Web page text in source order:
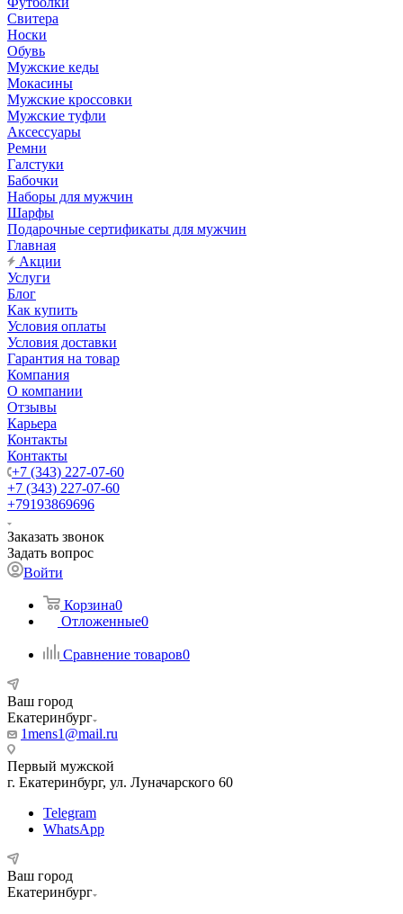
Свитера
Носки
Обувь
Мужские кеды
Мокасины
Мужские кроссовки
Мужские туфли
Аксессуары
Ремни
Галстуки
Бабочки
Наборы для мужчин
Шарфы
Подарочные сертификаты для мужчин
Главная
Акции
Услуги
Блог
Как купить
Условия оплаты
Условия доставки
Гарантия на товар
Компания
О компании
Отзывы
Карьера
Контакты
Контакты
+7 (343) 227-07-60
+7 (343) 227-07-60
+79193869696
Заказать звонок
Задать вопрос
Войти
Корзина0
Отложенные0
Сравнение товаров0
Ваш город
Екатеринбург
1mens1@mail.ru
Первый мужской
г. Екатеринбург, ул. Луначарского 60
Telegram
WhatsApp
Ваш город
Екатеринбург